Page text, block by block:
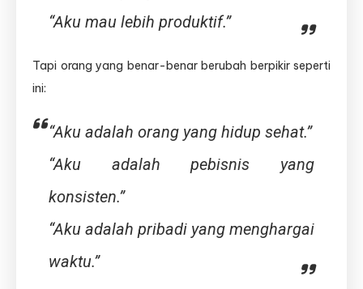
“Aku mau lebih produktif.”
Tapi orang yang benar-benar berubah berpikir seperti
ini:
“Aku adalah orang yang hidup sehat.”
“Aku adalah pebisnis yang
konsisten.”
“Aku adalah pribadi yang menghargai
waktu.”